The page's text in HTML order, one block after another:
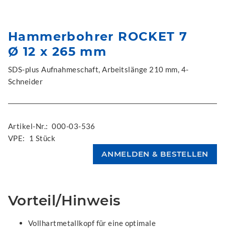
Hammerbohrer ROCKET 7
Ø 12 x 265 mm
SDS-plus Aufnahmeschaft, Arbeitslänge 210 mm, 4-
Schneider
Artikel-Nr.: 000-03-536
VPE:
1 Stück
Vorteil/Hinweis
Vollhartmetallkopf für eine optimale